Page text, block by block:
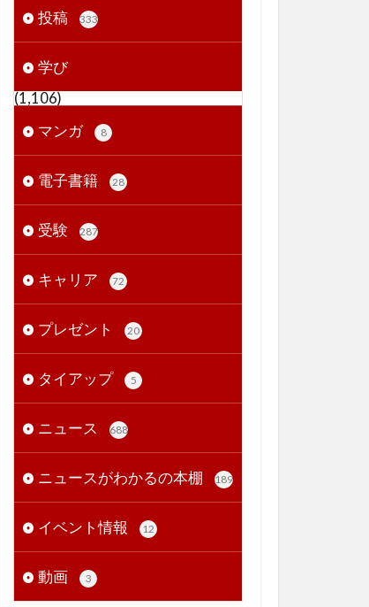
投稿
333
学び
(1,106)
マンガ
8
電子書籍 28
受験 287
キャリア 72
プレゼント 20
タイアップ 5
ニュース 688
ニュースがわかるの本棚 189
イベント情報 12
動画 3